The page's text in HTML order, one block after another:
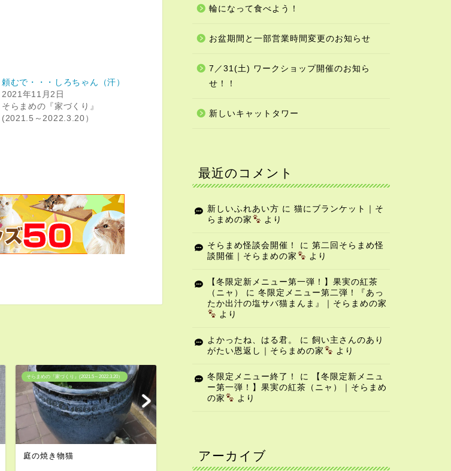
頼むで・・・しろちゃん（汗）
2021年11月2日
そらまめの『家づくり』
(2021.5～2022.3.20）
そらまめの『家づくり』(2021.5～2022.3.20）
庭の焼き物猫
そらまめの『家づくり』(2021.5～2022.3.20）
そらいろジム！
そらまめの『家づくり』(2021.5～2022.3.20）
て来た=^_^=
輪になって食べよう！
お盆期間と一部営業時間変更のお知らせ
7／31(土) ワークショップ開催のお知ら
せ！！
新しいキャットタワー
最近のコメント
新しいふれあい方 に 猫にブランケット｜そ
らまめの家
より
そらまめ怪談会開催！ に 第二回そらまめ怪
談開催｜そらまめの家
より
【冬限定新メニュー第一弾！】果実の紅茶
（ニャ）
に 冬限定メニュー第二弾！『あっ
たか出汁の塩サバ猫まんま』｜そらまめの家
より
よかったね、はる君。 に 飼い主さんのあり
がたい恩返し｜そらまめの家
より
冬限定メニュー終了！ に
【冬限定新メニュ
ー第一弾！】果実の紅茶（ニャ）｜そらまめ
の家
より
アーカイブ